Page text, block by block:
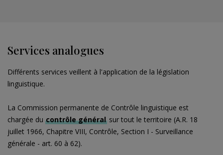
Services analogues
Différents services veillent à l'application de la législation
linguistique.
La Commission permanente de Contrôle linguistique est
chargée du contrôle généralsur tout le territoire (A.R. 18
juillet 1966, Chapitre VIII, Contrôle, Section I - Surveillance
générale - art. 60 à 62).